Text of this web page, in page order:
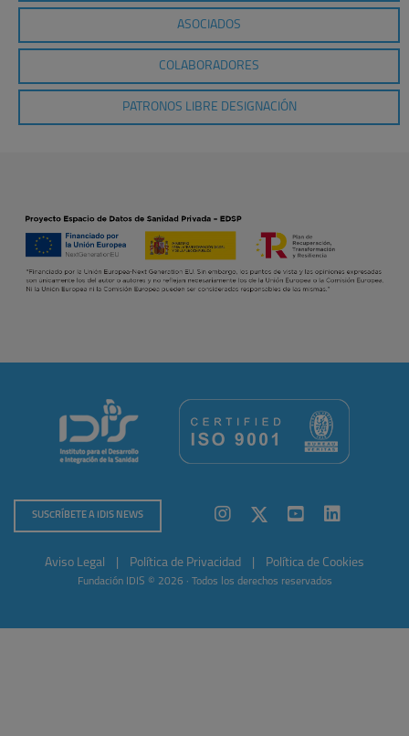
ASOCIADOS
COLABORADORES
PATRONOS LIBRE DESIGNACIÓN
SUSCRÍBETE A IDIS NEWS
Aviso Legal Política de Privacidad Política de Cookies
Fundación IDIS © 2026 · Todos los derechos reservados